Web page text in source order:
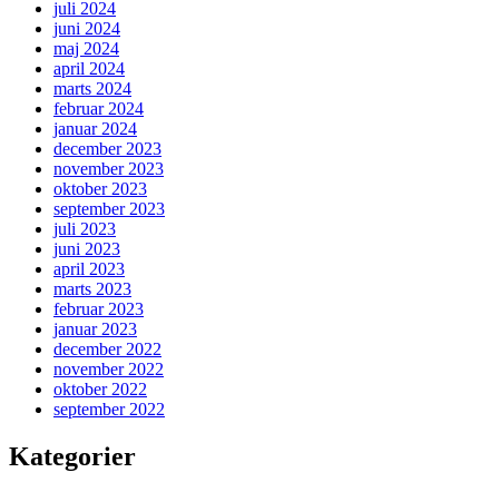
juli 2024
juni 2024
maj 2024
april 2024
marts 2024
februar 2024
januar 2024
december 2023
november 2023
oktober 2023
september 2023
juli 2023
juni 2023
april 2023
marts 2023
februar 2023
januar 2023
december 2022
november 2022
oktober 2022
september 2022
Kategorier